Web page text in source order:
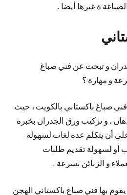
ة غيرها أيضا .
و تبحث عن فني صباغ
و مهارة ؟
صباغ باكستاني بالكويت ، حيث
، و تركيب ورق الجدران بخبرة
أن يتكلم عدة لغات لسهولة
أو لسهولة تقديم طلبات
و الزبائن بسرعة .
بها فني صباغ باكستاني الهجن